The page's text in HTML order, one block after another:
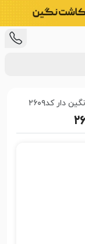
دار کد۲۶۰۹